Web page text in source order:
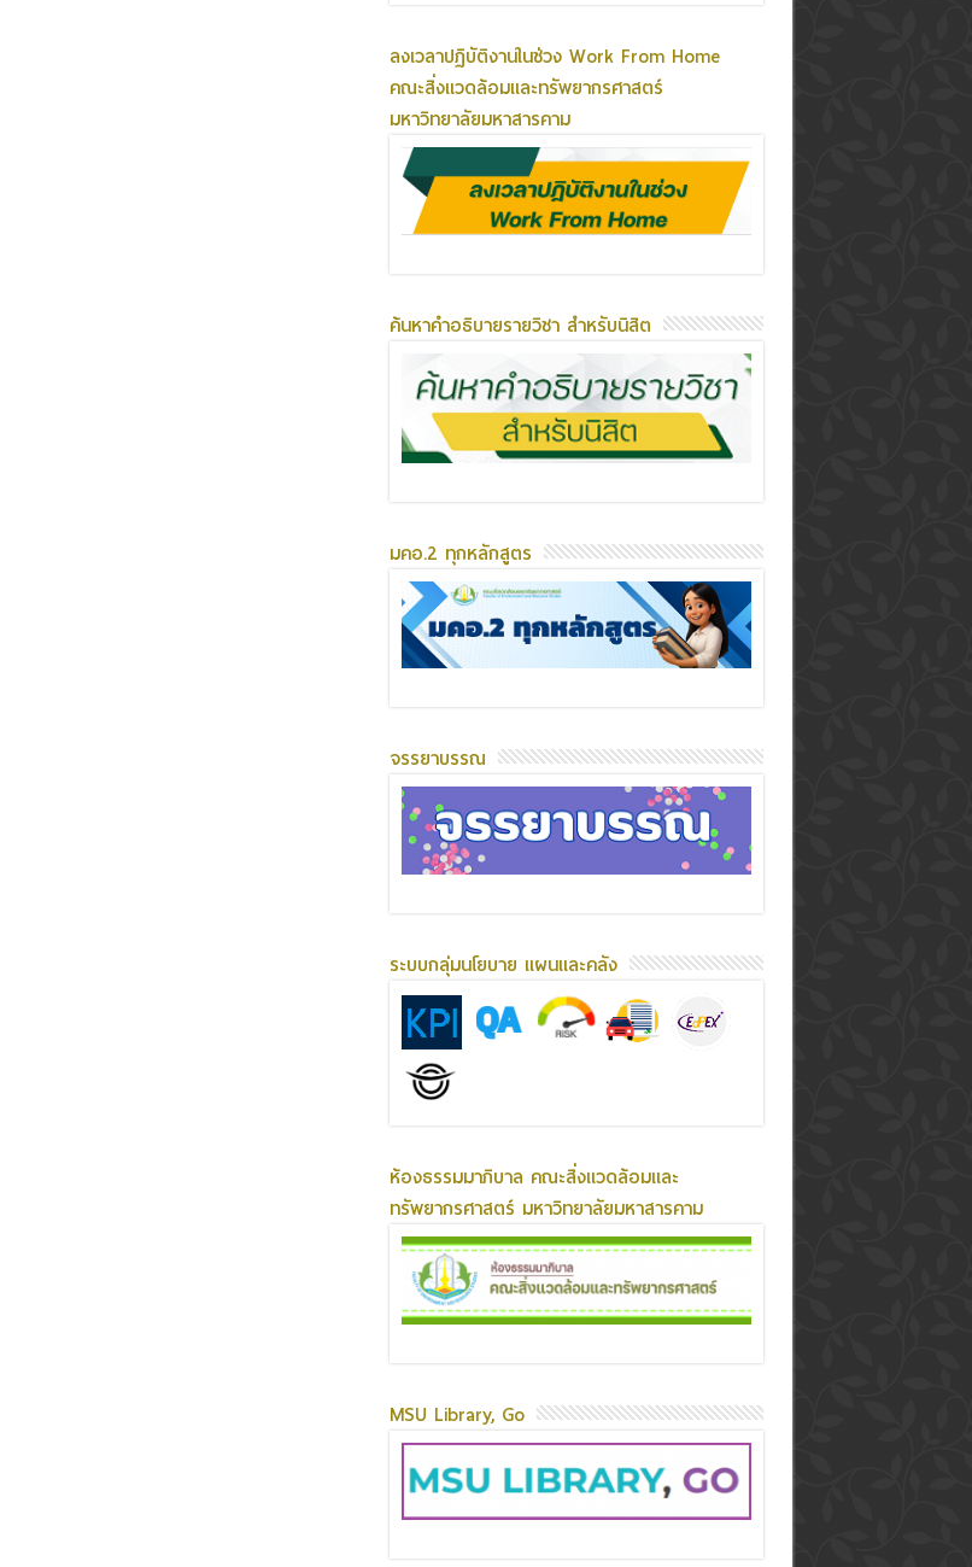
ลงเวลาปฏิบัติงานในช่วง Work From Home
คณะสิ่งแวดล้อมและทรัพยากรศาสตร์
มหาวิทยาลัยมหาสารคาม
ค้นหาคำอธิบายรายวิชา สำหรับนิสิต
มคอ.2 ทุกหลักสูตร
จรรยาบรรณ
ระบบกลุ่มนโยบาย แผนและคลัง
ห้องธรรมมาภิบาล คณะสิ่งแวดล้อมและ
ทรัพยากรศาสตร์ มหาวิทยาลัยมหาสารคาม
MSU Library, Go